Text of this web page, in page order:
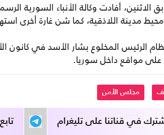
أفادت وكالة الأنباء السورية
مدينة اللاذقية، كما شن غارة أخرى
الرئيس المخلوع بشار الأسد في كانون
مواقع داخل سوريا.
مجلس الأمن
في قناتنا على تليغرام